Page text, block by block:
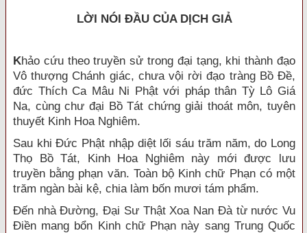
LỜI NÓI ÐẦU CỦA DỊCH GIẢ
Khảo cứu theo truyền sử trong đại tạng, khi thành đạo
Vô thượng Chánh giác, chưa vội rời đạo tràng Bồ Ðề,
đức Thích Ca Mâu Ni Phật với pháp thân Tỳ Lô Giá
Na, cùng chư đại Bồ Tát chứng giải thoát môn, tuyên
thuyết Kinh Hoa Nghiêm.
Sau khi Ðức Phật nhập diệt lối sáu trăm năm, do Long
Thọ Bồ Tát, Kinh Hoa Nghiêm này mới được lưu
truyền bằng phạn văn. Toàn bộ Kinh chữ Phạn có một
trăm ngàn bài kệ, chia làm bốn mươi tám phẩm.
Ðến nhà Ðường, Ðại Sư Thật Xoa Nan Ðà từ nước Vu
Ðiền mang bổn Kinh chữ Phạn này sang Trung Quốc